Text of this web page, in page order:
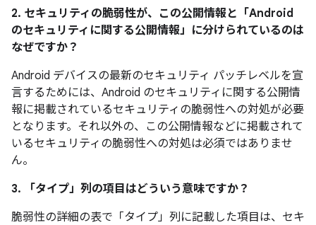
2. セキュリティの脆弱性が、この公開情報と「Android
のセキュリティに関する公開情報」に分けられているのは
なぜですか？
Android デバイスの最新のセキュリティ パッチレベルを宣
言するためには、Android のセキュリティに関する公開情
報に掲載されているセキュリティの脆弱性への対処が必要
となります。それ以外の、この公開情報などに掲載されて
いるセキュリティの脆弱性への対処は必須ではありませ
ん。
3. 「タイプ」 列の項目はどういう意味ですか？
脆弱性の詳細の表で「タイプ」 列に記載した項目は、セキ